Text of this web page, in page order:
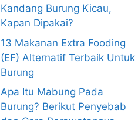
Kandang Burung Kicau,
Kapan Dipakai?
13 Makanan Extra Fooding
(EF) Alternatif Terbaik Untuk
Burung
Apa Itu Mabung Pada
Burung? Berikut Penyebab